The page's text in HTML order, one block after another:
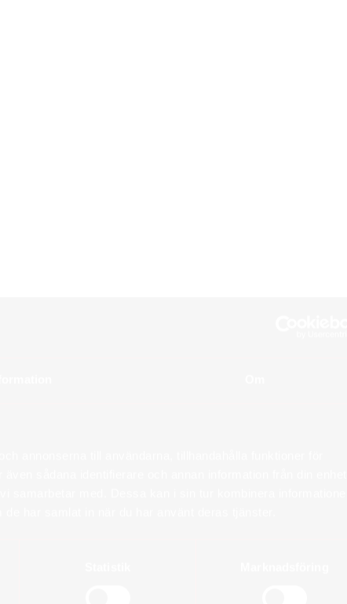
sådana identifierare och annan information från din enhet
samarbetar med. Dessa kan i sin tur kombinera informationen